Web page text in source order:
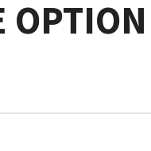
OPTION